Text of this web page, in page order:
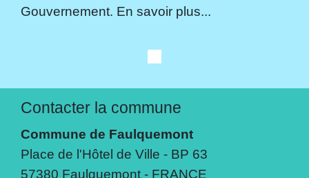
Gouvernement. En savoir plus...
Contacter la commune
Commune de Faulquemont
Place de l'Hôtel de Ville - BP 63
57380 Faulquemont - FRANCE